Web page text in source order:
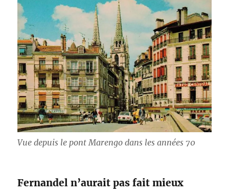
Vue depuis le pont Marengo dans les années 70
Fernandel n’aurait pas fait mieux